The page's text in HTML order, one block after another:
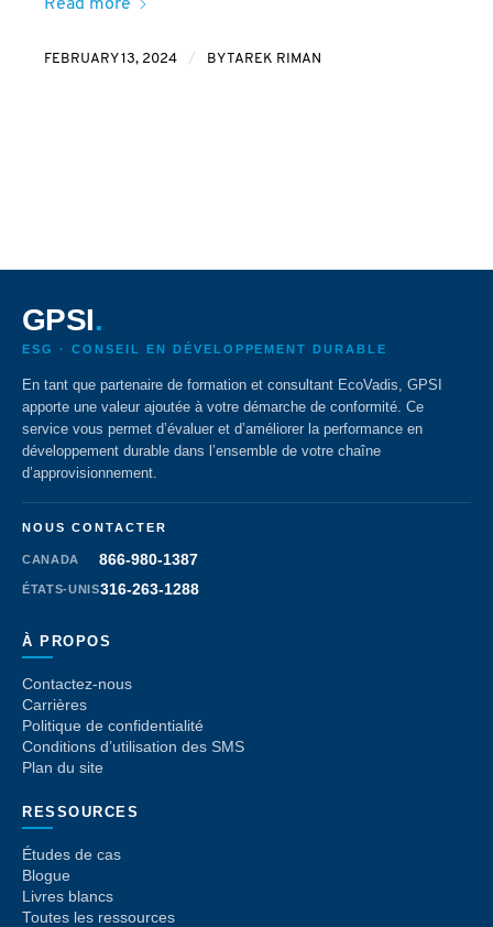
Read more
FEBRUARY 13, 2024 / BYTAREK RIMAN
GPSI.
ESG · CONSEIL EN DÉVELOPPEMENT DURABLE
En tant que partenaire de formation et consultant EcoVadis, GPSI
apporte une valeur ajoutée à votre démarche de conformité. Ce
service vous permet d’évaluer et d’améliorer la performance en
développement durable dans l’ensemble de votre chaîne
d’approvisionnement.
NOUS CONTACTER
CANADA 866-980-1387
ÉTATS-UNIS316-263-1288
À PROPOS
Contactez-nous
Carrières
Politique de confidentialité
Conditions d’utilisation des SMS
Plan du site
RESSOURCES
Études de cas
Blogue
Livres blancs
Toutes les ressources